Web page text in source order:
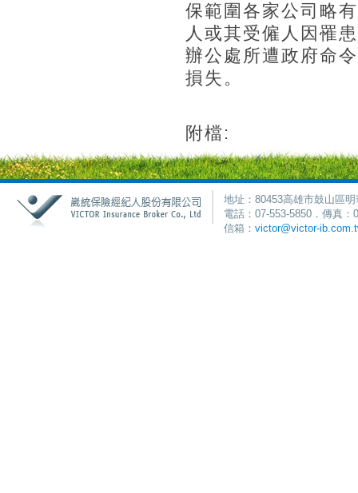
保範圍各家公司略
人或其受僱人因罹
辦公處所遭政府命
損失。
附檔:
地址：80453高雄市鼓山區
電話：07-553-5850．傳真
信箱： victor@victor-